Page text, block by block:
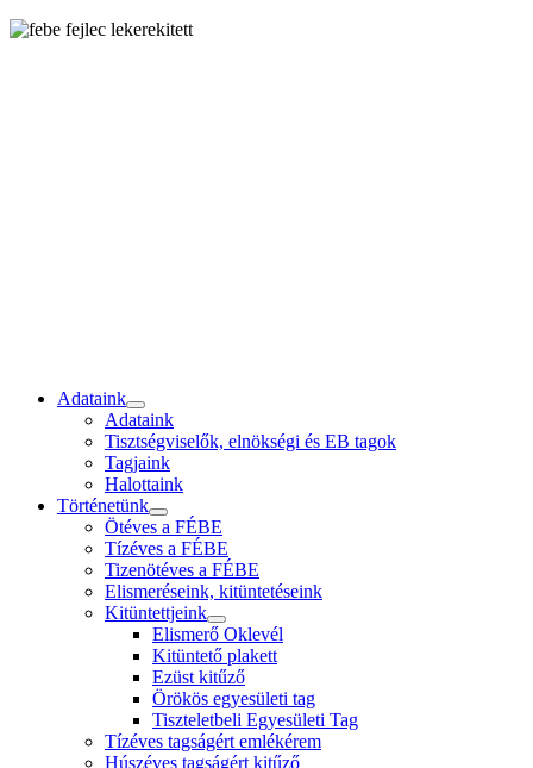
Adataink
Adataink
Tisztségviselők, elnökségi és EB tagok
Tagjaink
Halottaink
Történetünk
Ötéves a FÉBE
Tízéves a FÉBE
Tizenötéves a FÉBE
Elismeréseink, kitüntetéseink
Kitüntettjeink
Elismerő Oklevél
Kitüntető plakett
Ezüst kitűző
Örökös egyesületi tag
Tiszteletbeli Egyesületi Tag
Tízéves tagságért emlékérem
Húszéves tagságért kitűző